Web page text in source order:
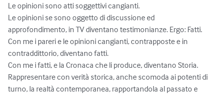
Le opinioni sono atti soggettivi cangianti.
Le opinioni se sono oggetto di discussione ed
approfondimento, in TV diventano testimonianze. Ergo: Fatti.
Con me i pareri e le opinioni cangianti, contrapposte e in
contraddittorio, diventano fatti.
Con me i fatti, e la Cronaca che li produce, diventano Storia.
Rappresentare con verità storica, anche scomoda ai potenti di
turno, la realtà contemporanea, rapportandola al passato e